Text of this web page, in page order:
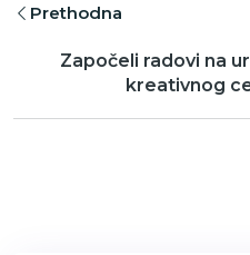
Prethodna
Započeli radovi na
kreativnog